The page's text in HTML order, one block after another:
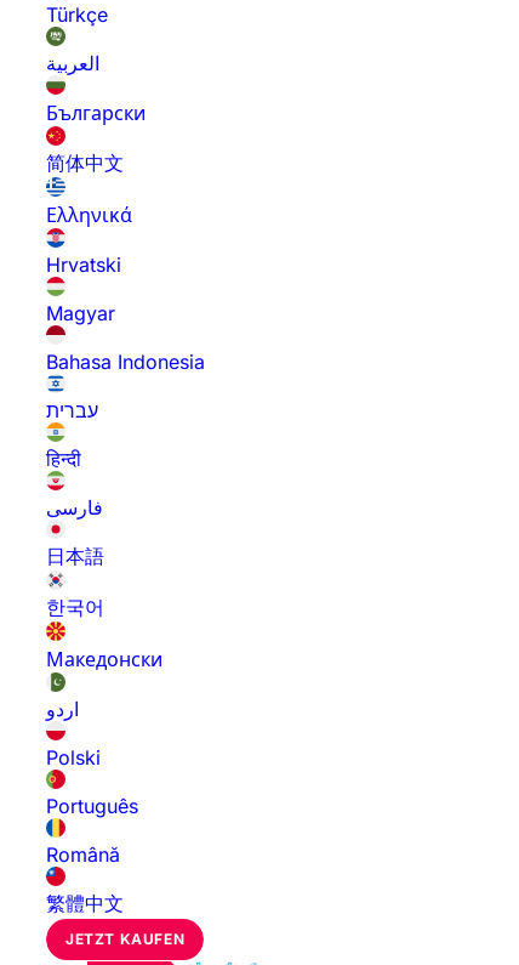
Türkçe
العربية
Български
简体中文
Ελληνικά
Hrvatski
Magyar
Bahasa Indonesia
עברית
हिन्दी
فارسی
日本語
한국어
Македонски
اردو
Polski
Português
Română
繁體中文
JETZT KAUFEN